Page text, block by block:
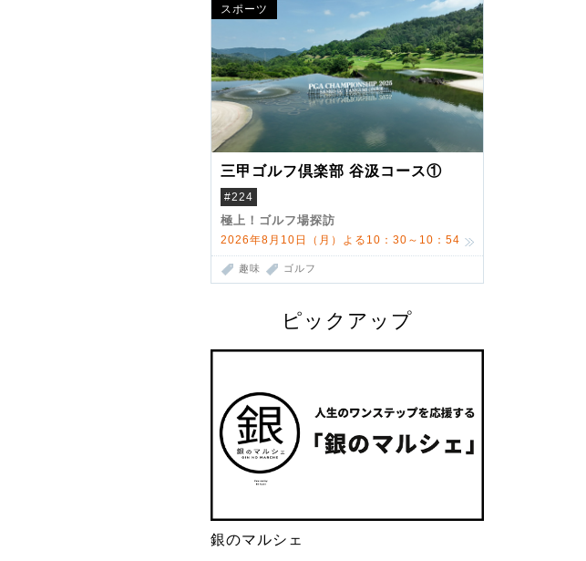
スポーツ
三甲ゴルフ倶楽部 谷汲コース①
#224
極上！ゴルフ場探訪
2026年8月10日（月）よる10：30～10：54
趣味 ゴルフ
ピックアップ
銀のマルシェ